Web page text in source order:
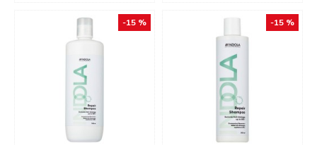
-15 % -15 %